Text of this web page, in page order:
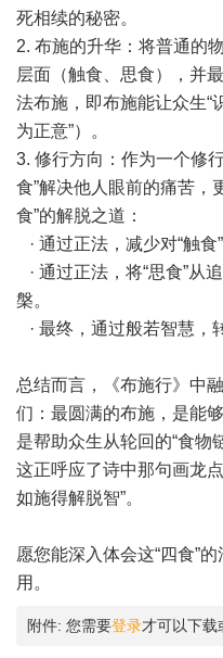
死相续的秘密。
2. 布施的升华：将普通的
层面（触食、思食），并
法布施，即布施能让众生“
为正意”）。
3. 修行方向：作为一个修
食”解决他人眼前的痛苦，
食”的解脱之道：
· 通过正法，减少对“触食
· 通过正法，将“思食”从
槃。
· 最终，通过般若智慧，
总结而言，《布施行》中
们：最圆满的布施，是能
是帮助众生从轮回的“食物
这正呼应了诗中那句画龙
如施得解脱智”。
愿您能深入体会这“四食”
用。
附件: 您需要登录才可以下载